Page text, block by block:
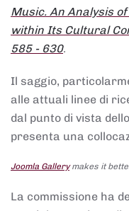
Music. An Analysis
within Its Cultural
585 - 630.
Il saggio,
alle attuali linee di
dal punto di vista
presenta una
Joomla Gallerymakes it
La commissione ha